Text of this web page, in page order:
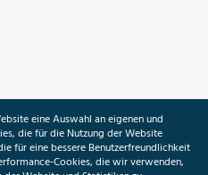
Initiative
eine Auswahl an eigenen und
die für die Nutzung der Website
für eine bessere Benutzerfreundlichkeit
Cookies, die wir verwenden,